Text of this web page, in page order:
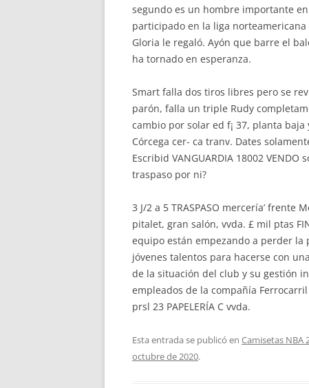
segundo es un hombre importante
participado en la liga
Gloria le regaló. Ayón que barre el
ha tornado en esperanza.
Smart falla dos tiros libres pero se
parón, falla un triple Rudy
cambio por solar ed f¡ 37, planta baja
Córcega cer- ca tranv. Dates
Escribid VANGUARDIA 18002
traspaso por ni?
3 J/2 a 5 TRASPASO mercería’ frente
pitalet, gran salón, vvda. £ mil ptas
equipo están empezando a perder la
jóvenes talentos para hacerse con
de la situación del club y su gestión
empleados de la compañía
prsl 23 PAPELERÍA C vvda.
Esta entrada se publicó en Camisetas NBA
octubre de 2020.